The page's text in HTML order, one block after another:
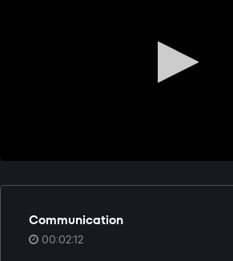
Communication
00:02:12